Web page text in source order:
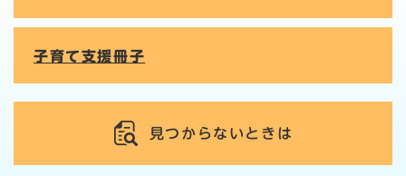
子育て支援冊子
見つからないときは